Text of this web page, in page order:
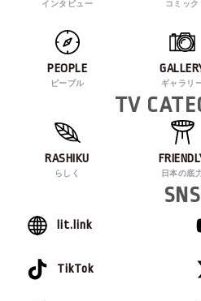
インタビュー コミック
PEOPLE
ピープル ギャラリ
TV
RASHIKU
らしく 日本の底
SNS
lit.link
TikTok